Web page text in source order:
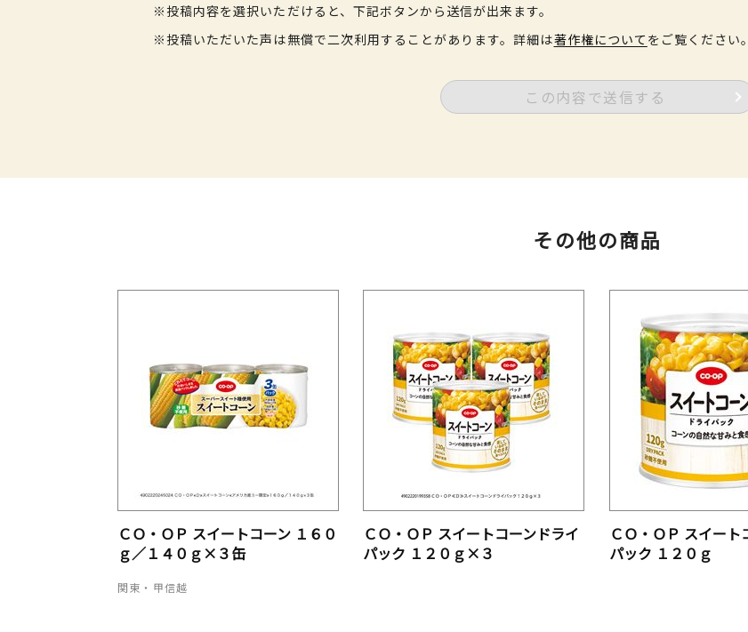
※投稿内容を選択いただけると、下記ボタンから送信が出来ます。
※投稿いただいた声は無償で二次利用することがあります。詳細は著作権について をご覧ください。
この内容で送信する
その他の商品
ＣＯ・ＯＰ スイートコーン １６０
ｇ／１４０ｇ×３缶
関東・甲信越
ＣＯ・ＯＰ スイートコーンドライ
パック １２０ｇ×３
ＣＯ・ＯＰ スイート
パック １２０ｇ